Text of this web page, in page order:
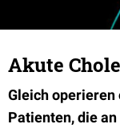
Akute
Gleich operieren
Patienten, die